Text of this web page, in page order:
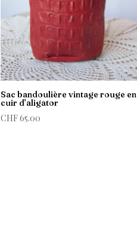
Sac bandoulière vintage rouge en
cuir d’aligator
CHF65.00